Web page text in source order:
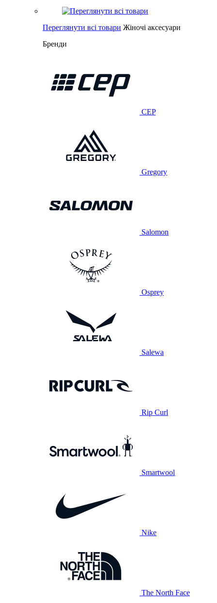
Переглянути всі товари Жіночі аксесуари
Бренди
CEP
Gregory
Salomon
Osprey
Salewa
Rip Curl
Smartwool
Nike
The North Face